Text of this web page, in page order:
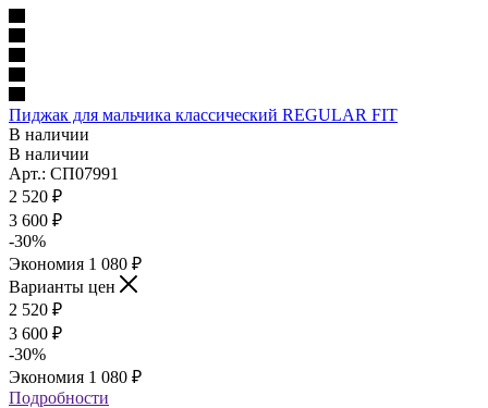
Пиджак для мальчика классический REGULAR FIT
В наличии
В наличии
Арт.: СП07991
2 520 ₽
3 600 ₽
-30%
Экономия 1 080 ₽
Варианты цен
2 520 ₽
3 600 ₽
-30%
Экономия 1 080 ₽
Подробности